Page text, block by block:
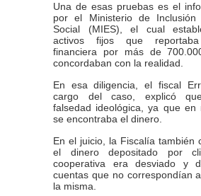
Una de esas pruebas es el
por el Ministerio de Inclusión
Social (MIES), el cual
activos fijos que
financiera por más de
concordaban con la realidad.
En esa diligencia, el fiscal
cargo del caso, explicó
falsedad ideológica, ya que en
se encontraba el dinero.
En el juicio, la Fiscalía también
el dinero depositado por
cooperativa era desviado y
cuentas que no correspondían
la misma.